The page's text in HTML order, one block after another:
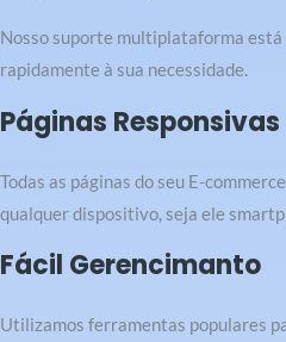
Nosso suporte multiplataforma
rapidamente à sua necessidade.
Páginas Responsivas
Todas as páginas do seu E-
qualquer dispositivo, seja ele
Fácil Gerencimanto
Utilizamos ferramentas populares